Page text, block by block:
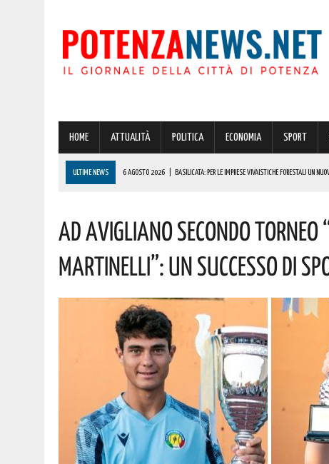
HOME ATTUALITÀ POLITICA ECONOMIA SPORT
ULTIME NEWS 6 AGOSTO 2026 BASILICATA: PER LE IMPRESE VIVAISTICHE FORESTALI UN
ACERENZA PRONTA AD ACCOGLIERE LA NUOVA EDIZIONE DELLA RIEVOCAZIONE
6 AGOSTO 2026 | POTENZA, PER IL GRAVE INCENDIO IN PROVINCIA CARABINIERI FORESTALI
6 AGOSTO 2026 A BRIENZA ARRIVA LA SAGRA DELLA PATATELLA ACCOMPAGNATA DA TANTA
Ad Avigliano Secondo
Martinelli”: Un Successo Di